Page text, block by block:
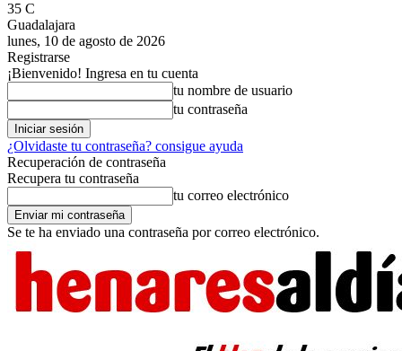
35 C
Guadalajara
lunes, 10 de agosto de 2026
Registrarse
¡Bienvenido! Ingresa en tu cuenta
tu nombre de usuario
tu contraseña
¿Olvidaste tu contraseña? consigue ayuda
Recuperación de contraseña
Recupera tu contraseña
tu correo electrónico
Se te ha enviado una contraseña por correo electrónico.